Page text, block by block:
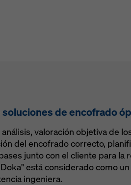
de encofrado
valoración objetiva de
del encofrado correcto,
junto con el cliente para la
está considerado como
ingeniera.